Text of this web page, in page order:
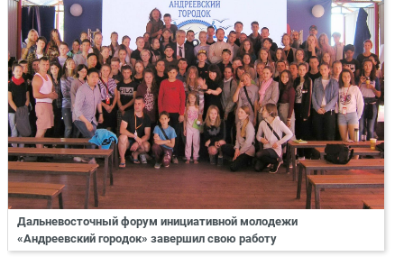
Дальневосточный форум инициативной молодежи
«Андреевский городок» завершил свою работу